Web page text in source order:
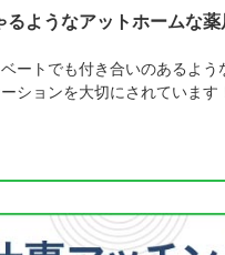
ようなアットホームな薬
ートでも付き合いのあるよう
ションを大切にされています